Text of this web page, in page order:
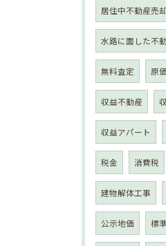
居住中不動産売却
水路に面した不
無料査定 原
収益不動産
収益アパート
税金 消費税
建物解体工事
公示地価 標